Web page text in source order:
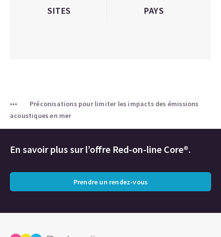
SITES PAYS
Préconisations pour limiter les impacts des émissions
acoustiques en mer
En savoir plus sur l’offre Red-on-line Core®.
Prendre un rendez-vous